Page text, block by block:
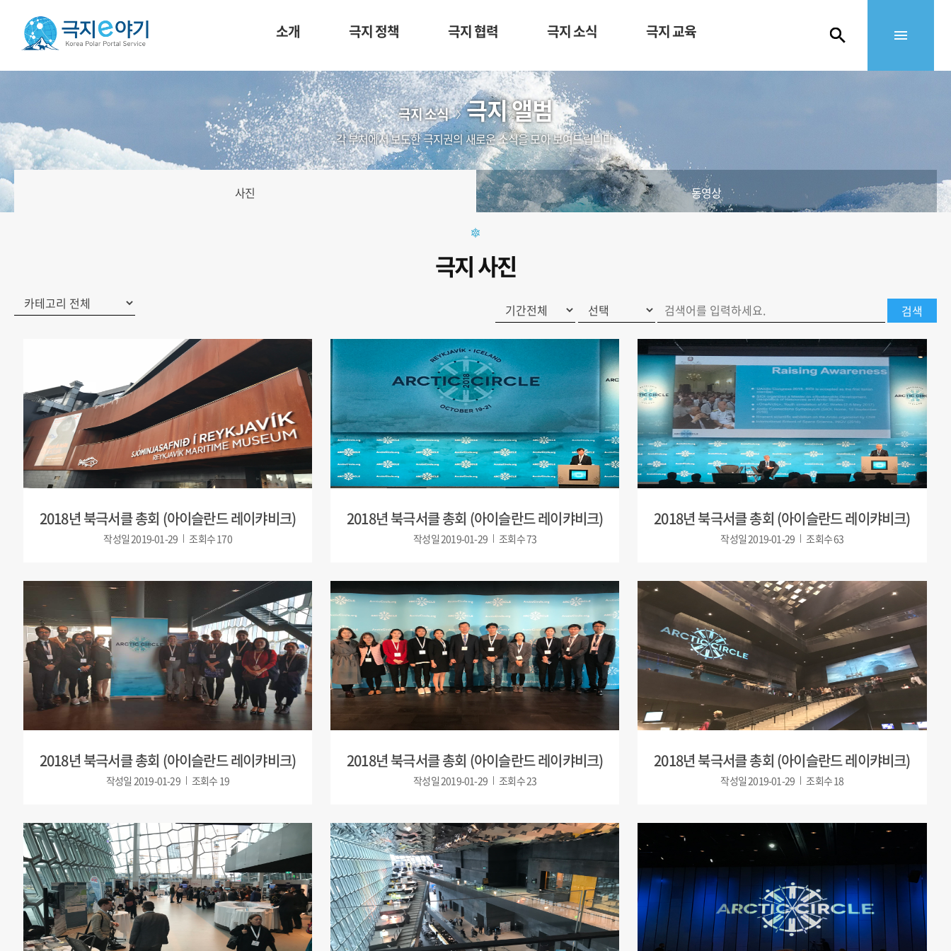
소개 극지 정책 극지 협력 극지 소식 극지 교육
극지 소식 극지 앨범
각 부처에서 보도한 극지권의 새로운 소식을 모아 보여드립니다.
사진 동영상
극지 사진
2018년 북극서클 총회 (아이슬란드 레이캬비크)
작성일2019-01-29 조회수170
2018년 북극서클 총회 (아이슬란드 레이캬비크)
작성일2019-01-29 조회수73
2018년 북극서클 총회 (아이슬란드 레이캬비크)
작성일2019-01-29 조회수63
2018년 북극서클 총회 (아이슬란드 레이캬비크)
작성일 2019-01-29 조회수 19
2018년 북극서클 총회 (아이슬란드 레이캬비크)
작성일2019-01-29 조회수23
2018년 북극서클 총회 (아이슬란드 레이캬비크)
작성일2019-01-29 조회수18